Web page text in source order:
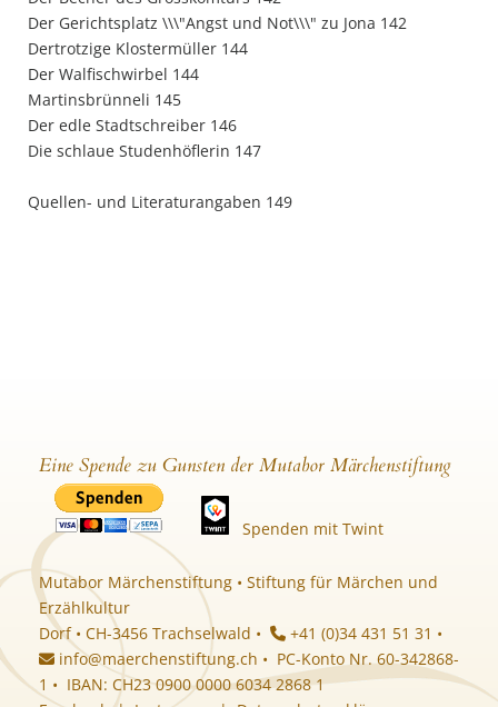
Der Gerichtsplatz \\\"Angst und Not\\\" zu Jona 142
Dertrotzige Klostermüller 144
Der Walfischwirbel 144
Martinsbrünneli 145
Der edle Stadtschreiber 146
Die schlaue Studenhöflerin 147
Quellen- und Literaturangaben 149
Eine Spende zu Gunsten der Mutabor Märchenstiftung
Spenden mit Twint
Mutabor Märchenstiftung • Stiftung für Märchen und
Erzählkultur
Dorf • CH-3456 Trachselwald •
+41 (0)34 431 51 31 •
info@maerchenstiftung.ch • PC-Konto Nr. 60-342868-
1 • IBAN: CH23 0900 0000 6034 2868 1